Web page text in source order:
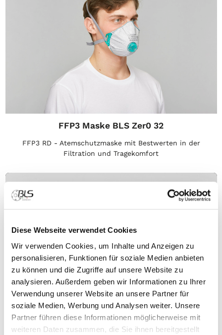
Diese Webseite verwendet Cookies
Wir verwenden Cookies, um Inhalte und Anzeigen zu
personalisieren, Funktionen für soziale Medien anbieten
zu können und die Zugriffe auf unsere Website zu
analysieren. Außerdem geben wir Informationen zu Ihrer
Verwendung unserer Website an unsere Partner für
soziale Medien, Werbung und Analysen weiter. Unsere
Partner führen diese Informationen möglicherweise mit
weiteren Daten zusammen, die Sie ihnen bereitgestellt
FFP3 Maske BLS Zer0 32
FFP3 RD - Atemschutzmaske mit Bestwerten in der
Filtration und Tragekomfort
FFP3 Maske BLS Zer0 32 Flammschutz